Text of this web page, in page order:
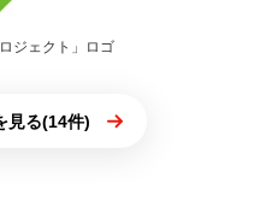
ジェクト」ロゴ
見る(14件)